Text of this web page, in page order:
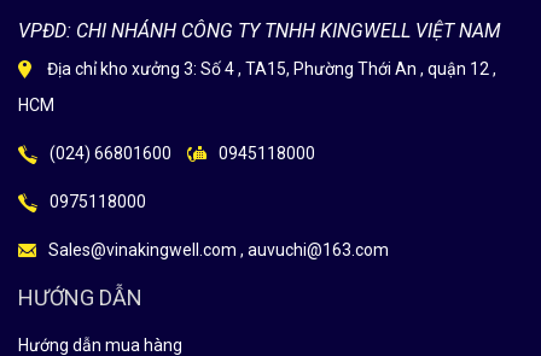
VPĐD: CHI NHÁNH CÔNG TY TNHH KINGWELL VIỆT NAM
Địa chỉ kho xưởng 3: Số 4 , TA15, Phường Thới An , quận 12 ,
HCM
(024) 66801600 0945118000
0975118000
Sales@vinakingwell.com , auvuchi@163.com
HƯỚNG DẪN
Hướng dẫn mua hàng